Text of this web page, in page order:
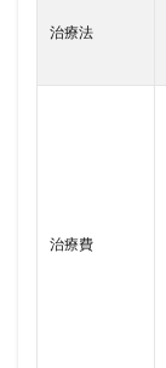
治療法
治療費